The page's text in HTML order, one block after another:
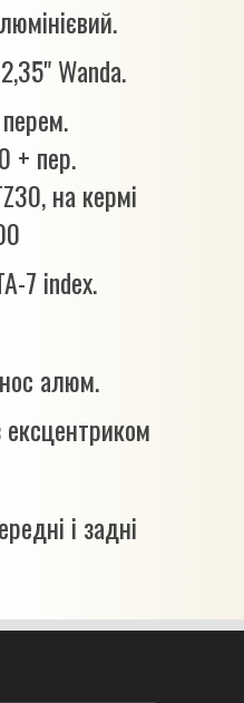
Wanda.
+ пер.
на кермі
7 index.
алюм.
і задні